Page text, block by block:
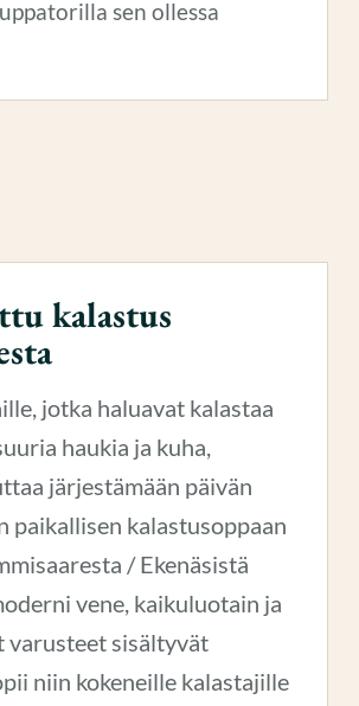
sen ollessa
kalastus
jotka haluavat kalastaa
haukia ja kuha,
järjestämään päivän
paikallisen kalastusoppaan
/ Ekenäsistä
vene, kaikuluotain ja
varusteet sisältyvät
niin kokeneille kalastajille